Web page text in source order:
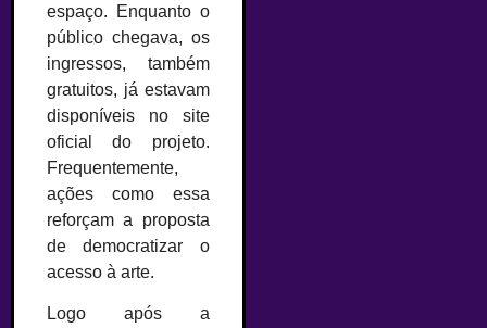
espaço. Enquanto o
público chegava, os
ingressos, também
gratuitos, já estavam
disponíveis no site
oficial do projeto.
Frequentemente,
ações como essa
reforçam a proposta
de democratizar o
acesso à arte.
Logo após a